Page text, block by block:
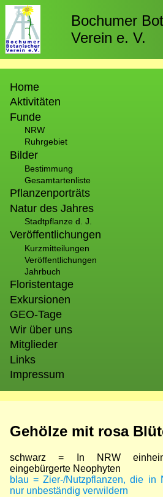
Direkt
zum
Inhalt
Bochumer
Verein e. V.
Home
Aktivitäten
Funde
NRW
Ruhrgebiet
Bilder
Bestimmung
Gesamtartenliste
Pflanzenporträts
Natur des Jahres
Stadtpflanze d. J.
Veröffentlichungen
Kurzmitteilungen
Veröffentlichungen
Jahrbuch
Floristentage
Exkursionen
GEO-Tage
Wir über uns
Mitglieder
Links
Impressum
Gehölze mit rosa
schwarz = In NRW
eingebürgerte Neophyten
blau = Zier-/Nutzpflanzen, die in
nur unbeständig verwildern